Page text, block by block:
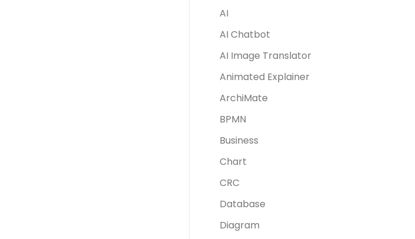
AI
AI Chatbot
AI Image Translator
Animated Explainer
ArchiMate
BPMN
Business
Chart
CRC
Database
Diagram